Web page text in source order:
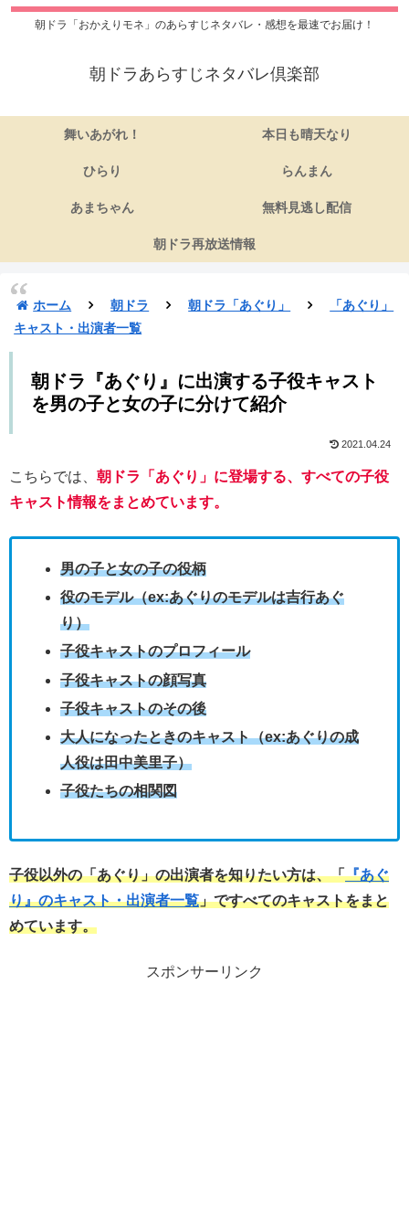
朝ドラ「おかえりモネ」のあらすじネタバレ・感想を最速でお届け！
朝ドラあらすじネタバレ倶楽部
舞いあがれ！ 本日も晴天なり
ひらり らんまん
あまちゃん 無料見逃し配信
朝ドラ再放送情報
ホーム 朝ドラ 朝ドラ「あぐり」
「あぐり」
キャスト・出演者一覧
朝ドラ『あぐり』に出演する子役キャスト
を男の子と女の子に分けて紹介
2021.04.24
こちらでは、 朝ドラ「あぐり」に登場する、すべての子役
キャスト情報をまとめています。
男の子と女の子の役柄
役のモデル（ex:あぐりのモデルは吉行あぐ
り）
子役キャストのプロフィール
子役キャストの顔写真
子役キャストのその後
大人になったときのキャスト（ex:あぐりの成
人役は田中美里子）
子役たちの相関図
子役以外の「あぐり」の出演者を知りたい方は、「『あぐ
り』のキャスト・出演者一覧」ですべてのキャストをまと
めています。
スポンサーリンク